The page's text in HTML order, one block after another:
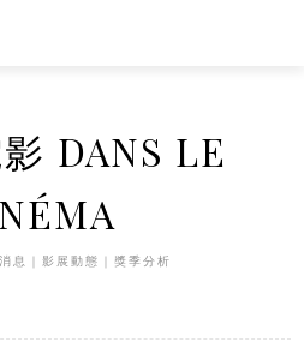
DANS LE
息｜影展動態｜獎季分析